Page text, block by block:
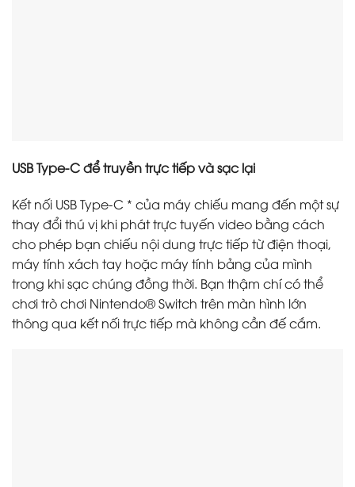
USB Type-C để truyền trực tiếp và sạc lại
Kết nối USB Type-C * của máy chiếu mang đến một sự
thay đổi thú vị khi phát trực tuyến video bằng cách
cho phép bạn chiếu nội dung trực tiếp từ điện thoại,
máy tính xách tay hoặc máy tính bảng của mình
trong khi sạc chúng đồng thời. Bạn thậm chí có thể
chơi trò chơi Nintendo® Switch trên màn hình lớn
thông qua kết nối trực tiếp mà không cần đế cắm.